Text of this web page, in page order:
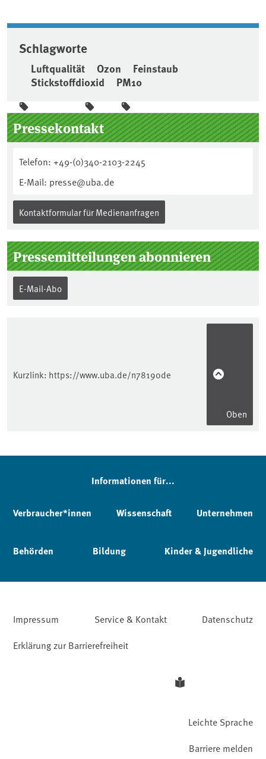
Schlagworte
Luftqualität Ozon
Feinstaub
Stickstoffdioxid
PM10
Seitenleiste
Pressekontakt
Telefon: +49-(0)340-2103-2245
E-Mail: presse@uba.de
Kontaktformular für Medienanfragen
Pressemitteilungen abonnieren
E-Mail-Abo
Kurzlink: https://www.uba.de/n78190de
Oben
Informationen für...
Verbraucher*innen Wissenschaft Unternehmen
Behörden Bildung Kinder & Jugendliche
Impressum Service & Kontakt
Datenschutz
Erklärung zur Barrierefreiheit
Leichte Sprache
Barriere melden